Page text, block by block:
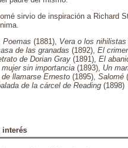
sirvio de inspiración a Richard
Poemas (1881), Vera o los nihilistas
de las granadas (1892), El
de Dorian Gray(1891), El
mujer sin importancia(1893), Un
llamarse Ernesto(1895), Salomé
de la cárcel de Reading(1898)
interés